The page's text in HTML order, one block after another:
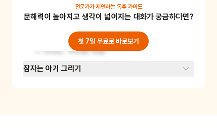
의성어로 만들어 조용히 불러보세요. 이 소리들을
조합해 자장가를 만들어보는 거예요. 동물 소리로
만든 자장가를 통해 창의력을 기르고, 소리의 크
기를 조절하며 상황에 맞는 적절한 행동을 배울
수 있어요. 준비물: 없음
전문가가 제안하는 독후 가이드
문해력이 높아지고 생각이 넓어지는 대화가 궁금하다면?
첫 7일 무료로 바로보기
잠자는 아기 그리기